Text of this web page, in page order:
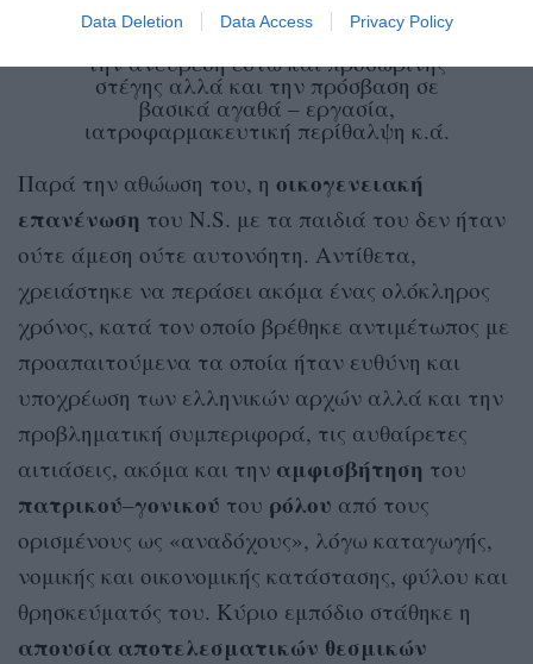
Data Deletion Data Access Privacy Policy
παραλαβή του δελτίου αιτούντος
άσυλο. Αυτό δυσχέραινε εξαιρετικά
την ανεύρεση έστω και προσωρινής
στέγης αλλά και την πρόσβαση σε
βασικά αγαθά – εργασία,
ιατροφαρμακευτική περίθαλψη κ.ά.
Παρά την αθώωση του, η οικογενειακή
επανένωση του N.S. με τα παιδιά του δεν ήταν
ούτε άμεση ούτε αυτονόητη. Αντίθετα,
χρειάστηκε να περάσει ακόμα ένας ολόκληρος
χρόνος, κατά τον οποίο βρέθηκε αντιμέτωπος με
προαπαιτούμενα τα οποία ήταν ευθύνη και
υποχρέωση των ελληνικών αρχών αλλά και την
προβληματική συμπεριφορά, τις αυθαίρετες
αιτιάσεις, ακόμα και την αμφισβήτηση του
πατρικού–γονικού του ρόλου από τους
ορισμένους ως «αναδόχους», λόγω καταγωγής,
νομικής και οικονομικής κατάστασης, φύλου και
θρησκεύματός του. Κύριο εμπόδιο στάθηκε η
απουσία αποτελεσματικών θεσμικών